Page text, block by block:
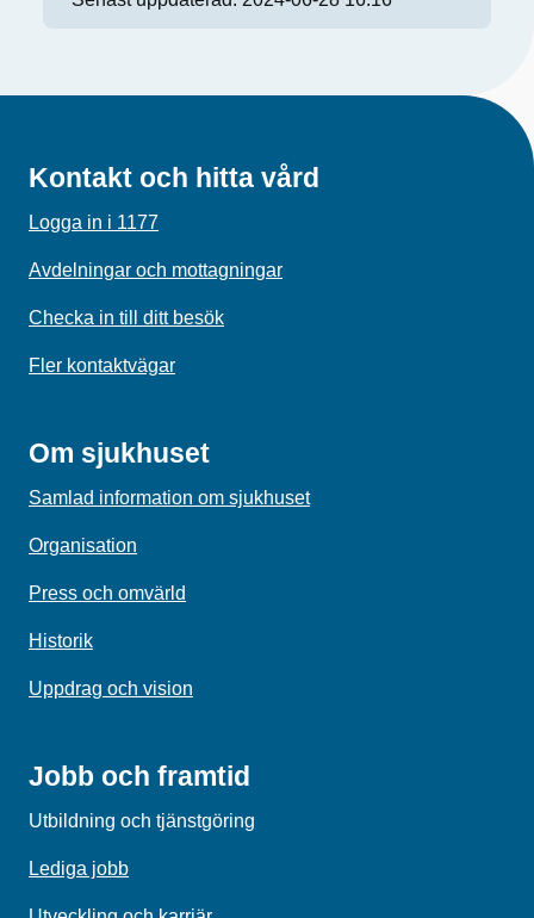
Kontakt och hitta vård
Logga in i 1177
Avdelningar och mottagningar
Checka in till ditt besök
Fler kontaktvägar
Om sjukhuset
Samlad information om sjukhuset
Organisation
Press och omvärld
Historik
Uppdrag och vision
Jobb och framtid
Utbildning och tjänstgöring
Lediga jobb